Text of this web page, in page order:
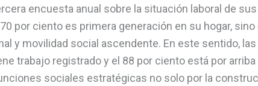
encuesta anual sobre la situación laboral de
por ciento es primera generación en su hogar,
y movilidad social ascendente. En este sentido,
trabajo registrado y el 88 por ciento está por arriba
sociales estratégicas no solo por la